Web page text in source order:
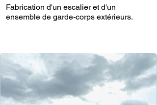
Fabrication d'un escalier et d'un
ensemble de garde-corps extérieurs.